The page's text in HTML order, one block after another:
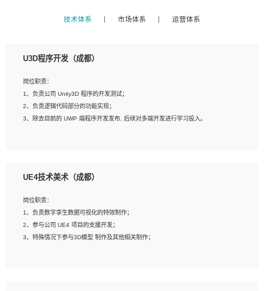
技术体系 市场体系 运营体系
U3D程序开发（成都）
岗位职责：
1、负责公司 Unity3D 程序的开发测试；
2、负责逻辑代码部分的功能实现；
3、除去目前的 UWP 端程序开发发布, 后续对多端开发进行学习投入。
2、熟练掌握 Unity3D 程序开发，精通 C# 语言开发；
4、有良好的沟通能力和团队合作意识；
5、开发过 HoloLens 程序者优先。
UE4技术美术（成都）
岗位职责：
1、负责数字孪生数据可视化的特效制作；
2、参与公司 UE4 项目的支援开发；
3、特殊情况下参与3D模型 制作及其他相关制作；